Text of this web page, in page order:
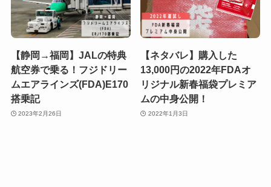
【静岡→福岡】JALの特典
航空券で乗る！フジドリー
ムエアラインズ(FDA)E170
搭乗記
2023年2月26日
【ネタバレ】購入した
13,000円の2022年FDAオ
リジナル新春福袋プレミア
ムの中身公開！
2022年1月3日